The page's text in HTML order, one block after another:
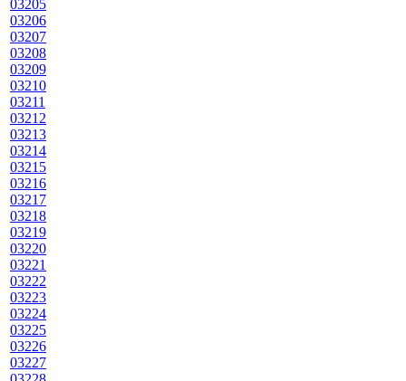
03205
03206
03207
03208
03209
03210
03211
03212
03213
03214
03215
03216
03217
03218
03219
03220
03221
03222
03223
03224
03225
03226
03227